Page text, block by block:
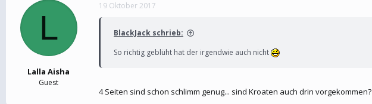
L
Lalla Aisha
Guest
19 Oktober 2017
BlackJack schrieb:
So richtig geblüht hat der irgendwie auch nicht
4 Seiten sind schon schlimm genug... sind Kroaten auch drin vorgekommen?